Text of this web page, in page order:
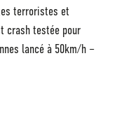
terroristes et
crash testée pour
lancé à 50km/h –